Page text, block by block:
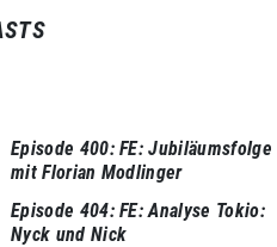
Episode 400 FE: Jubiläumsfolge
mit Florian Modlinger
Episode 404 FE: Analyse Tokio:
Nyck und Nick